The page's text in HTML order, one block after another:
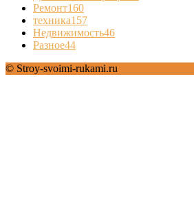
Ремонт160
техника157
Недвижимость46
Разное44
© Stroy-svoimi-rukami.ru